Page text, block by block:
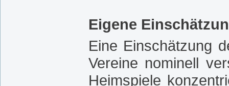
Eigene
Eine Einschätzung
Vereine nominell
Heimspiele